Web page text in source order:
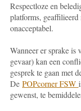
Respectloze en
platforms,
onacceptabel.
Wanneer er sprake is
gevaar) kan een
gesprek te gaan met
De POPcorner FSW
gewenst, te